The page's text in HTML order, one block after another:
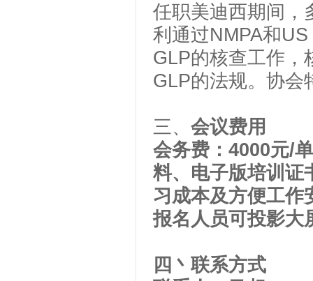
任职美迪西期间，
利通过NMPA和
GLP的核查工作，
GLP的法规。协会
三、 会议费用
会务费： 4000元/
料、电子版培训证
习成本及方便工作
报名人员可投影大
四丶 联系方式